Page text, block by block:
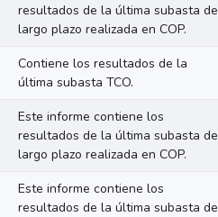
resultados de la última subasta de
largo plazo realizada en COP.
Contiene los resultados de la
última subasta TCO.
Este informe contiene los
resultados de la última subasta de
largo plazo realizada en COP.
Este informe contiene los
resultados de la última subasta de